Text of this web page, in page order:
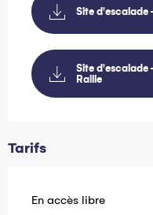
Site d'escalade
Site d'escalade
Raille
Tarifs
En accès libre